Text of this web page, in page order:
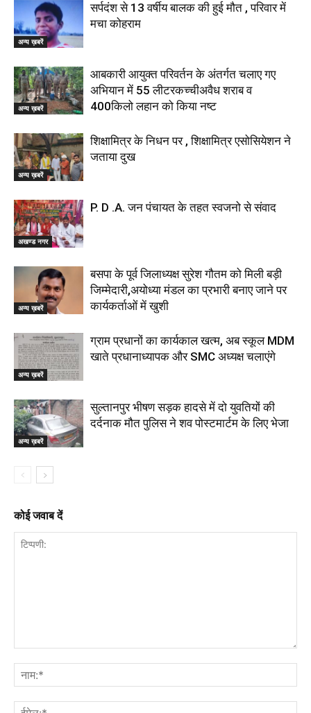
अन्य ख़बरें
सर्पदंश से 13 वर्षीय बालक की हुई मौत , परिवार में
मचा कोहराम
अन्य ख़बरें
आबकारी आयुक्त परिवर्तन के अंतर्गत चलाए गए
अभियान में 55 लीटरकच्चीअवैध शराब व
400किलो लहान को किया नष्ट
अन्य ख़बरें
शिक्षामित्र के निधन पर , शिक्षामित्र एसोसियेशन ने
जताया दुख
अखण्ड नगर
P. D .A. जन पंचायत के तहत स्वजनो से संवाद
अन्य ख़बरें
बसपा के पूर्व जिलाध्यक्ष सुरेश गौतम को मिली बड़ी
जिम्मेदारी,अयोध्या मंडल का प्रभारी बनाए जाने पर
कार्यकर्ताओं में खुशी
अन्य ख़बरें
ग्राम प्रधानों का कार्यकाल खत्म, अब स्कूल MDM
खाते प्रधानाध्यापक और SMC अध्यक्ष चलाएंगे
अन्य ख़बरें
सुल्तानपुर भीषण सड़क हादसे में दो युवतियों की
दर्दनाक मौत पुलिस ने शव पोस्टमार्टम के लिए भेजा
कोई जवाब दें